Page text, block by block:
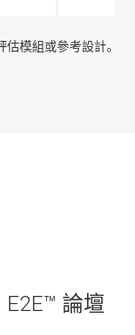
模組或參考設計。
論壇